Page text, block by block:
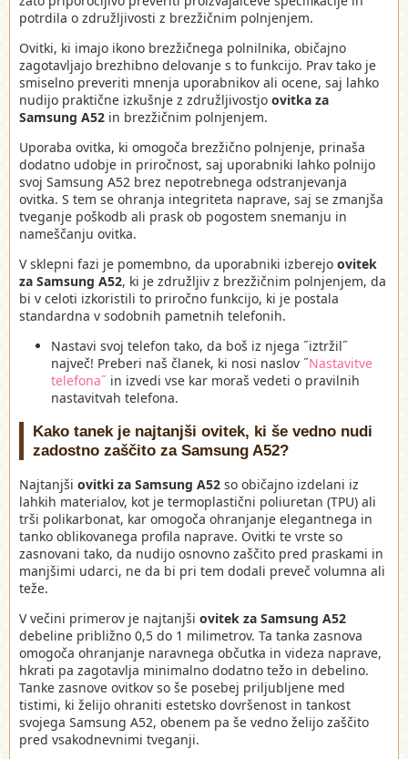
potrdila o združljivosti z brezžičnim polnjenjem.
Ovitki, ki imajo ikono brezžičnega polnilnika, običajno
zagotavljajo brezhibno delovanje s to funkcijo. Prav tako je
smiselno preveriti mnenja uporabnikov ali ocene, saj lahko
nudijo praktične izkušnje z združljivostjo ovitka za
Samsung A52 in brezžičnim polnjenjem.
Uporaba ovitka, ki omogoča brezžično polnjenje, prinaša
dodatno udobje in priročnost, saj uporabniki lahko polnijo
svoj Samsung A52 brez nepotrebnega odstranjevanja
ovitka. S tem se ohranja integriteta naprave, saj se zmanjša
tveganje poškodb ali prask ob pogostem snemanju in
nameščanju ovitka.
V sklepni fazi je pomembno, da uporabniki izberejo ovitek
za Samsung A52, ki je združljiv z brezžičnim polnjenjem, da
bi v celoti izkoristili to priročno funkcijo, ki je postala
standardna v sodobnih pametnih telefonih.
Nastavi svoj telefon tako, da boš iz njega ˝iztržil˝
največ! Preberi naš članek, ki nosi naslov ˝Nastavitve
telefona˝ in izvedi vse kar moraš vedeti o pravilnih
nastavitvah telefona.
Kako tanek je najtanjši ovitek, ki še vedno nudi
zadostno zaščito za Samsung A52?
Najtanjši ovitki za Samsung A52 so običajno izdelani iz
lahkih materialov, kot je termoplastični poliuretan (TPU) ali
trši polikarbonat, kar omogoča ohranjanje elegantnega in
tanko oblikovanega profila naprave. Ovitki te vrste so
zasnovani tako, da nudijo osnovno zaščito pred praskami in
manjšimi udarci, ne da bi pri tem dodali preveč volumna ali
teže.
V večini primerov je najtanjši ovitek za Samsung A52
debeline približno 0,5 do 1 milimetrov. Ta tanka zasnova
omogoča ohranjanje naravnega občutka in videza naprave,
hkrati pa zagotavlja minimalno dodatno težo in debelino.
Tanke zasnove ovitkov so še posebej priljubljene med
tistimi, ki želijo ohraniti estetsko dovršenost in tankost
svojega Samsung A52, obenem pa še vedno želijo zaščito
pred vsakodnevnimi tveganji.